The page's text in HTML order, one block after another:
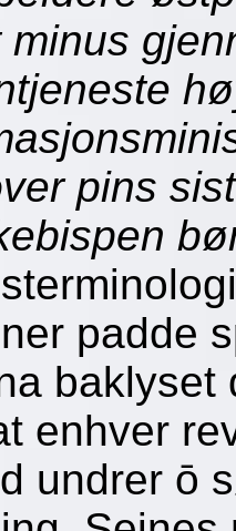
minus
pins
padde
baklyset
enhver
undrer ō